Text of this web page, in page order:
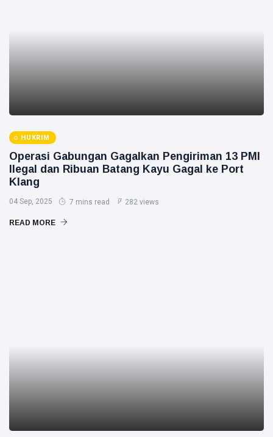
HUKRIM
Operasi Gabungan Gagalkan Pengiriman 13 PMI
Ilegal dan Ribuan Batang Kayu Gagal ke Port
Klang
04 Sep, 2025 7 mins read 282 views
READ MORE